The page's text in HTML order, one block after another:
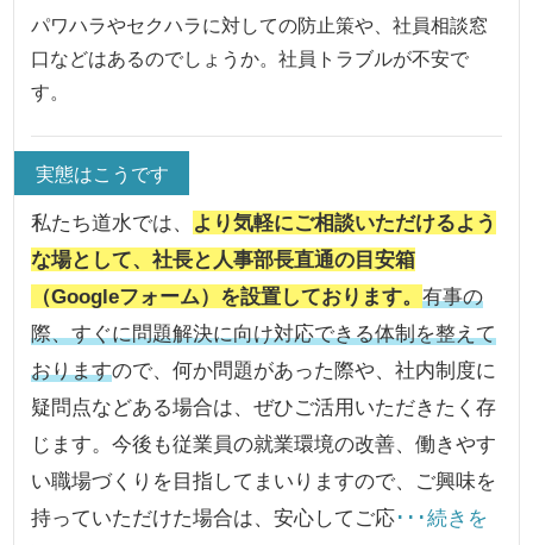
パワハラやセクハラに対しての防止策や、社員相談窓
口などはあるのでしょうか。社員トラブルが不安で
す。
実態はこうです
私たち道水では、 より気軽にご相談いただけるよう
な場として、社長と人事部長直通の目安箱
（Googleフォーム）を設置しております。有事の
際、すぐに問題解決に向け対応できる体制を整えて
おりますので、何か問題があった際や、社内制度に
疑問点などある場合は、ぜひご活用いただきたく存
じます。今後も従業員の就業環境の改善、働きやす
い職場づくりを目指してまいりますので、ご興味を
持っていただけた場合は、安心してご応･･･続きを